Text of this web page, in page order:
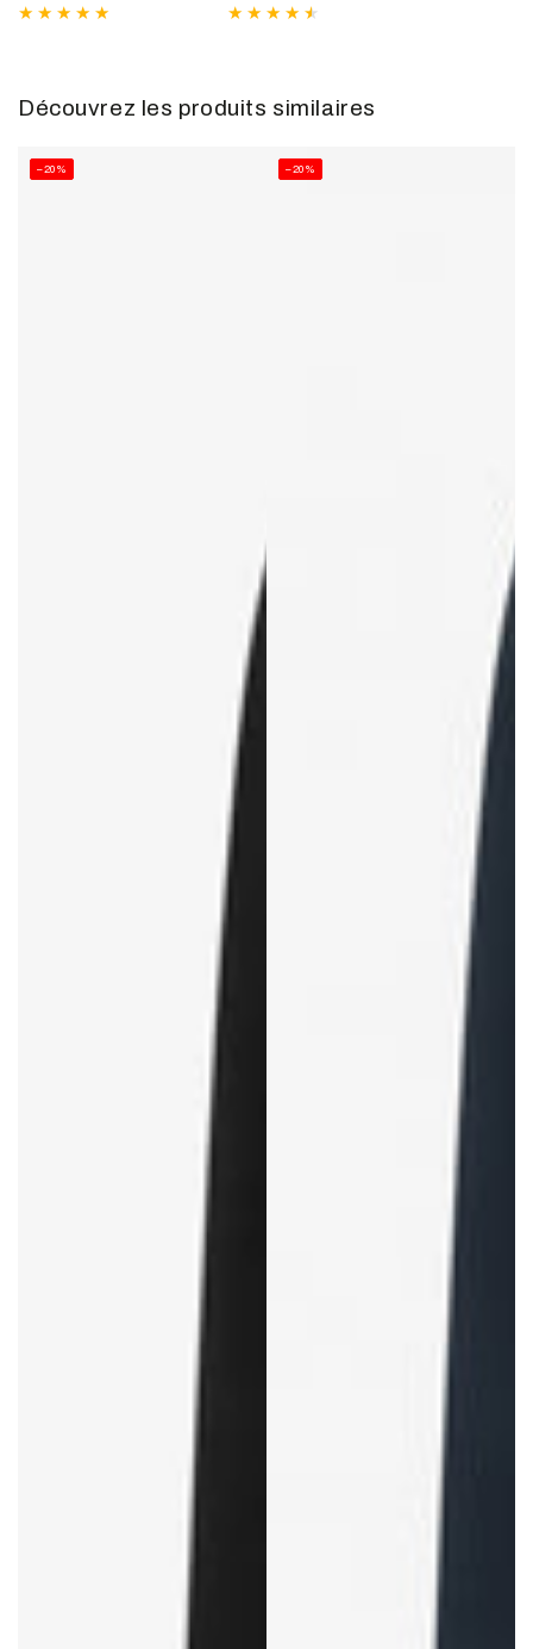
Découvrez les produits similaires
–20% –20%